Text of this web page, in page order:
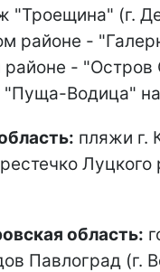
"Троещина" (г.
районе -
- "Остров
Водица"
пляжи г.
Луцкого
область:
Павлоград (г.